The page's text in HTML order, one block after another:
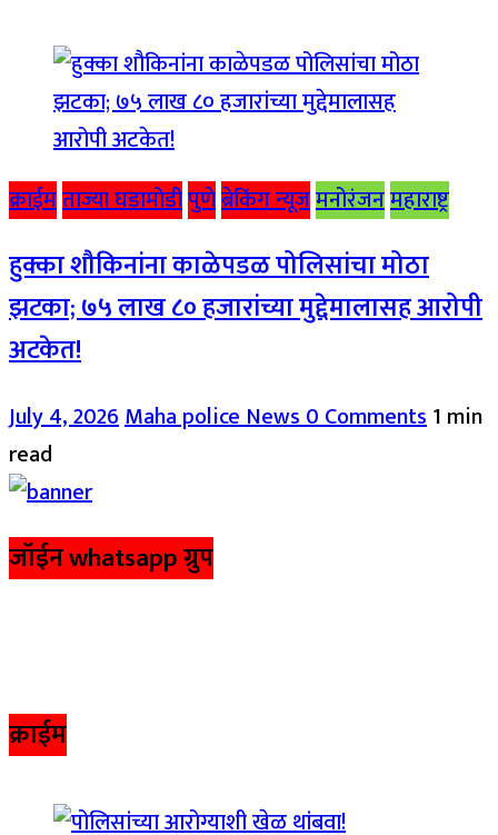
क्राईमताज्या घडामोडीपुणेब्रेकिंग न्यूजमनोरंजनमहाराष्ट्र
हुक्का शौकिनांना काळेपडळ पोलिसांचा मोठा
झटका; ७५ लाख ८० हजारांच्या मुद्देमालासह आरोपी
अटकेत!
July 4, 2026Maha police News0 Comments1 min
read
जॉईन whatsapp ग्रुप
क्राईम